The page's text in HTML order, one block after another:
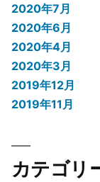
2020年7月
2020年6月
2020年4月
2020年3月
2019年12月
2019年11月
カテゴリ